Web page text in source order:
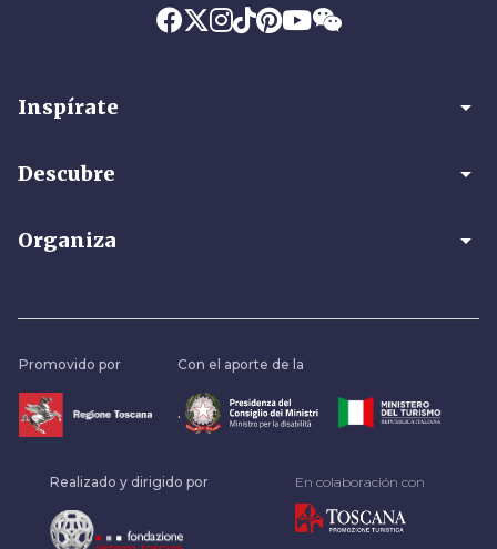
Inspírate arrow_drop_down
Descubre arrow_drop_down
Organiza arrow_drop_down
Promovido por Con el aporte de la
.
Realizado y dirigido por En colaboración con